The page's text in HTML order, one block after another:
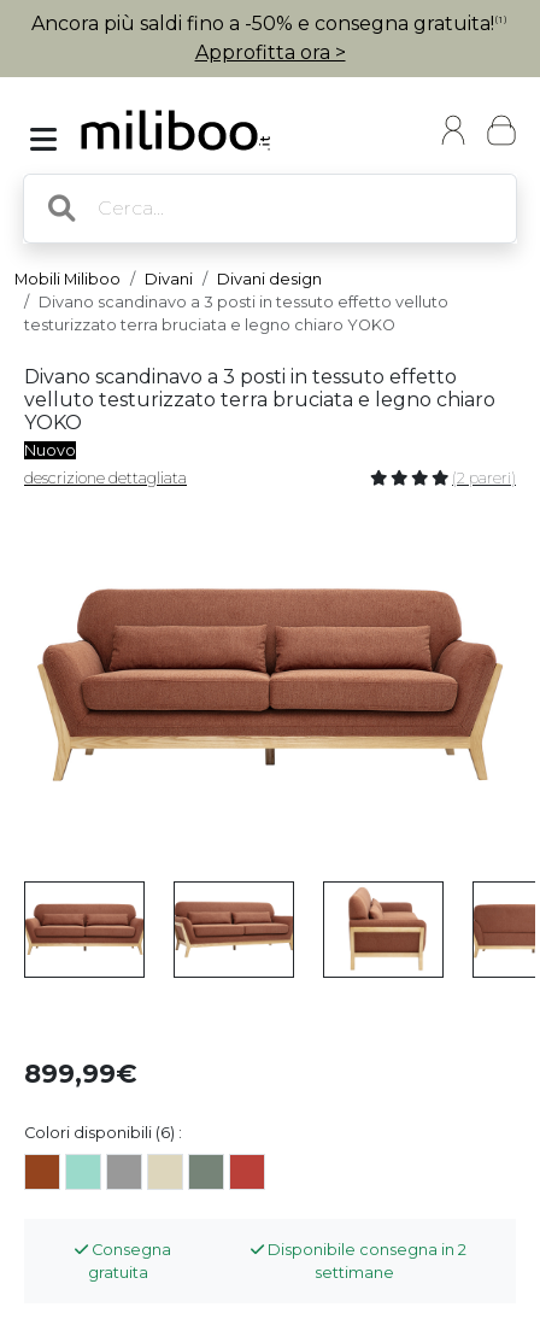
Ancora più saldi fino a -50% e consegna gratuita! (1)
Approfitta ora >
Mobili Miliboo Divani
Divani design
Divano scandinavo a 3 posti in tessuto effetto velluto
testurizzato terra bruciata e legno chiaro YOKO
Divano scandinavo a 3 posti in tessuto effetto
velluto testurizzato terra bruciata e legno chiaro
YOKO
Nuovo
descrizione dettagliata
(2 pareri)
899,99
Colori disponibili (6) :
Consegna
gratuita
Disponibile consegna in 2
settimane